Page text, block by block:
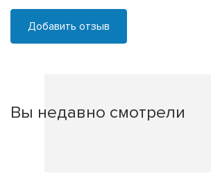
Добавить отзыв
Вы недавно смотрели